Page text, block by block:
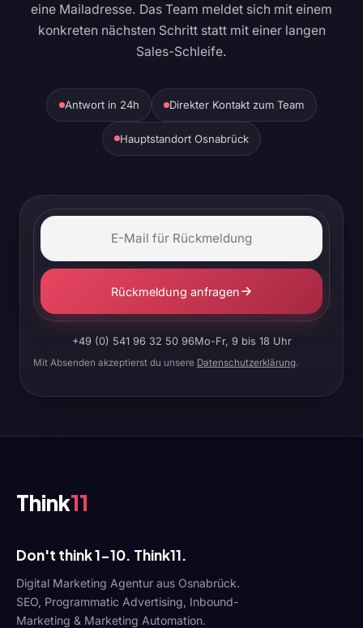
eine Mailadresse. Das Team meldet sich mit einem
konkreten nächsten Schritt statt mit einer langen
Sales-Schleife.
Antwort in 24h Direkter Kontakt zum Team
Hauptstandort Osnabrück
Rückmeldung anfragen
+49 (0) 541 96 32 50 96Mo-Fr, 9 bis 18 Uhr
Mit Absenden akzeptierst du unsere Datenschutzerklärung.
Think11
Don't think 1-10. Think11.
Digital Marketing Agentur aus Osnabrück.
SEO, Programmatic Advertising, Inbound-
Marketing & Marketing Automation.